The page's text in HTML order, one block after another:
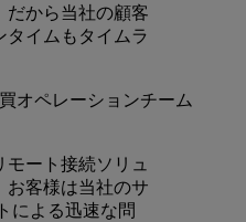
だから当社の顧客
タイムもタイムラ
オペレーションチーム
モート接続ソリュ
お客様は当社のサ
による迅速な問